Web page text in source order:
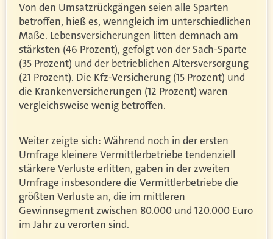
Von den Umsatzrückgängen seien alle Sparten
betroffen, hieß es, wenngleich im unterschiedlichen
Maße. Lebensversicherungen litten demnach am
stärksten (46 Prozent), gefolgt von der Sach-Sparte
(35 Prozent) und der betrieblichen Altersversorgung
(21 Prozent). Die Kfz-Versicherung (15 Prozent) und
die Krankenversicherungen (12 Prozent) waren
vergleichsweise wenig betroffen.
Weiter zeigte sich: Während noch in der ersten
Umfrage kleinere Vermittlerbetriebe tendenziell
stärkere Verluste erlitten, gaben in der zweiten
Umfrage insbesondere die Vermittlerbetriebe die
größten Verluste an, die im mittleren
Gewinnsegment zwischen 80.000 und 120.000 Euro
im Jahr zu verorten sind.